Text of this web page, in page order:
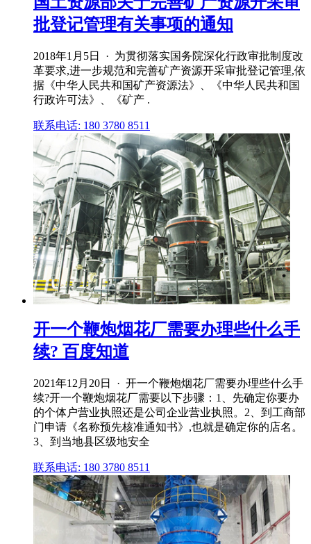
批登记管理有关事项的通知
2018年1月5日 · 为贯彻落实国务院深化行政审批制度改
革要求,进一步规范和完善矿产资源开采审批登记管理,依
据《中华人民共和国矿产资源法》、《中华人民共和国
行政许可法》、《矿产 .
联系电话: 180 3780 8511
开一个鞭炮烟花厂需要办理些什么手
续? 百度知道
2021年12月20日 · 开一个鞭炮烟花厂需要办理些什么手
续?开一个鞭炮烟花厂需要以下步骤：1、先确定你要办
的个体户营业执照还是公司企业营业执照。2、到工商部
门申请《名称预先核准通知书》,也就是确定你的店名。
3、到当地县区级地安全
联系电话: 180 3780 8511